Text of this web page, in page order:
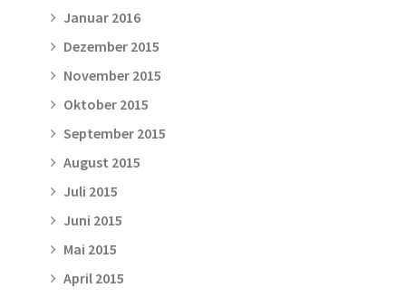
Januar 2016
Dezember 2015
November 2015
Oktober 2015
September 2015
August 2015
Juli 2015
Juni 2015
Mai 2015
April 2015